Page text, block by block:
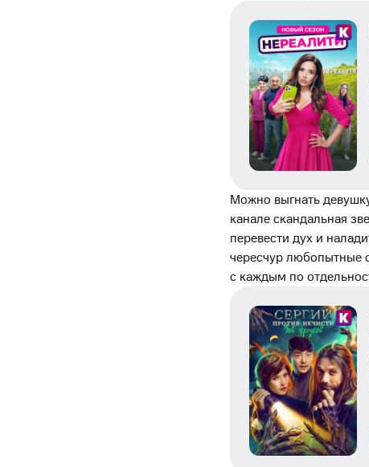
Можно выгнать
канале скандальная
перевести дух и
чересчур любопытные
с каждым по